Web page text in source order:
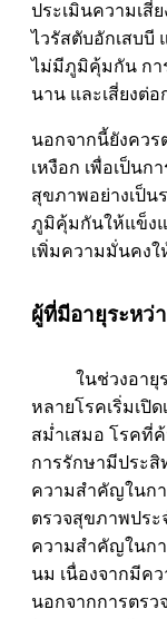
ประเมินความเสี่
ไวรัสตับอักเสบบี
ไม่มีภูมิคุ้มกัน กา
นาน และเสี่ยงต่อ
นอกจากนี้ยังคว
เหงือก เพื่อเป็นก
สุขภาพอย่างเป็น
ภูมิคุ้มกันให้แข็งแ
เพิ่มความมั่นคง
ผู้ที่มีอายุระหว่
ในช่วงอายุระ
หลายโรคเริ่มเปิ
สม่ำเสมอ โรคที่
การรักษามีประสิ
ความสำคัญในกา
ตรวจสุขภาพประ
ความสำคัญในกา
นม เนื่องจากมีค
นอกจากการตร